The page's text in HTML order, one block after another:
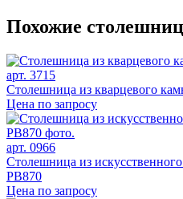
Похожие
арт. 3715
Столешница из кварцевого
Цена по запросу
арт. 0966
Столешница из
PB870
Цена по запросу